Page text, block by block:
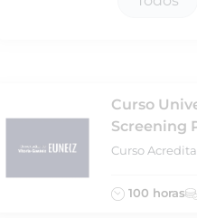
Curso
Screening
Curso
100 horas